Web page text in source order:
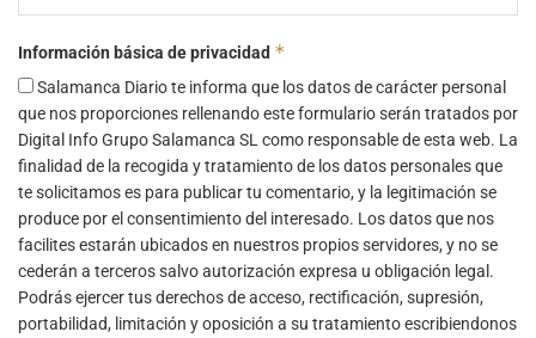
Información básica de privacidad *
Salamanca Diario te informa que los datos de carácter personal
que nos proporciones rellenando este formulario serán tratados por
Digital Info Grupo Salamanca SL como responsable de esta web. La
finalidad de la recogida y tratamiento de los datos personales que
te solicitamos es para publicar tu comentario, y la legitimación se
produce por el consentimiento del interesado. Los datos que nos
facilites estarán ubicados en nuestros propios servidores, y no se
cederán a terceros salvo autorización expresa u obligación legal.
Podrás ejercer tus derechos de acceso, rectificación, supresión,
portabilidad, limitación y oposición a su tratamiento escribiendonos